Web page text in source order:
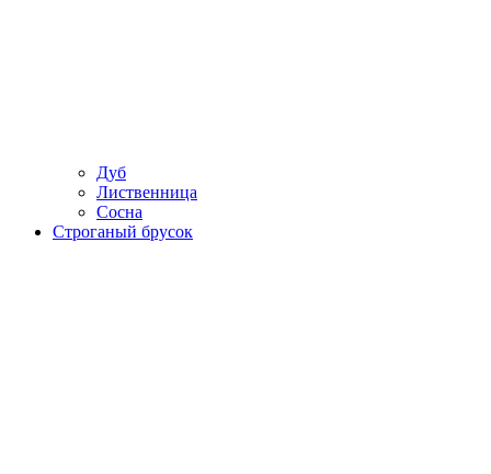
Дуб
Лиственница
Сосна
Строганый брусок